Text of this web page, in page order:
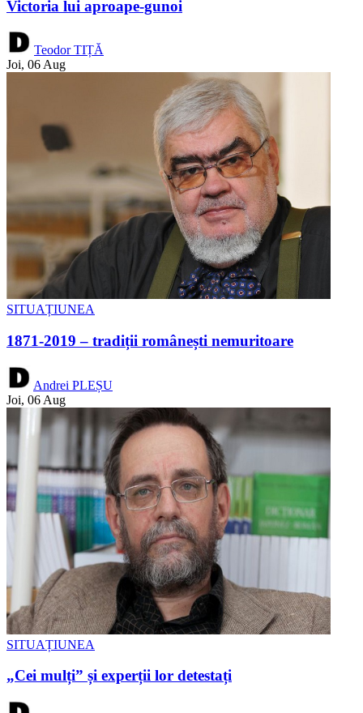
Victoria lui aproape-gunoi
Teodor TIȚĂ
Joi, 06 Aug
SITUAȚIUNEA
1871-2019 – tradiții românești nemuritoare
Andrei PLEȘU
Joi, 06 Aug
SITUAȚIUNEA
„Cei mulți” și experții lor detestați